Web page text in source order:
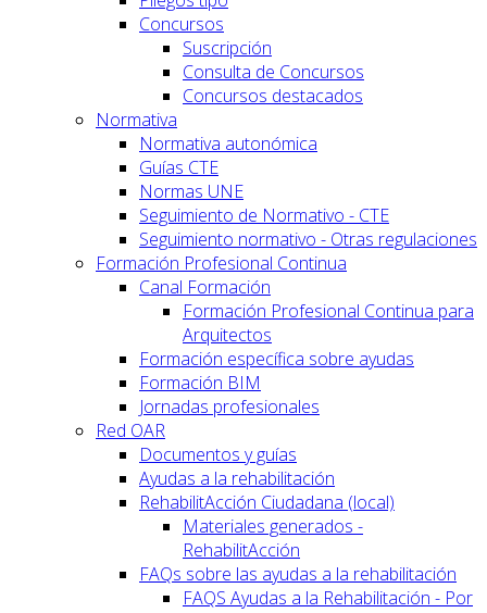
Concursos
Suscripción
Consulta de Concursos
Concursos destacados
Normativa
Normativa autonómica
Guías CTE
Normas UNE
Seguimiento de Normativo - CTE
Seguimiento normativo - Otras regulaciones
Formación Profesional Continua
Canal Formación
Formación Profesional Continua para
Arquitectos
Formación específica sobre ayudas
Formación BIM
Jornadas profesionales
Red OAR
Documentos y guías
Ayudas a la rehabilitación
RehabilitAcción Ciudadana (local)
Materiales generados -
RehabilitAcción
FAQs sobre las ayudas a la rehabilitación
FAQS Ayudas a la Rehabilitación - Por